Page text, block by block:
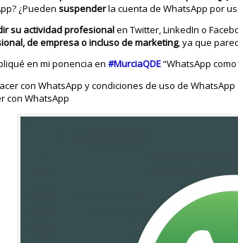
¿Puedensuspenderla cuenta de WhatsApp por
su actividad profesionalen Twitter, LinkedIn o
de empresa o incluso de marketing, ya que
en mi ponencia en#MurciaQDE“WhatsApp
con WhatsApp y condiciones de uso de WhatsApp
con WhatsApp